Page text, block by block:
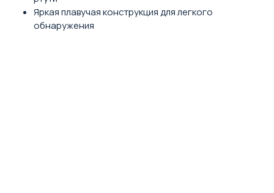
Яркая плавучая конструкция для легкого
обнаружения